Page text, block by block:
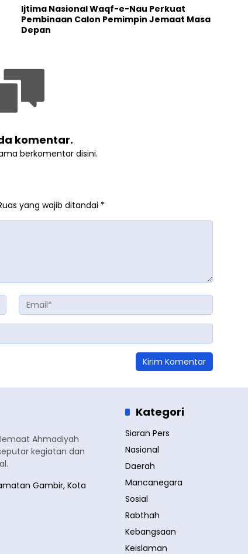
Ijtima Nasional Waqf-e-Nau Perkuat
Pembinaan Calon Pemimpin Jemaat Masa
Depan
komentar.
berkomentar disini.
yang wajib ditandai *
Ahmadiyah
kegiatan dan
Gambir, Kota
Kategori
Siaran Pers
Nasional
Daerah
Mancanegara
Sosial
Rabthah
Kebangsaan
Keislaman